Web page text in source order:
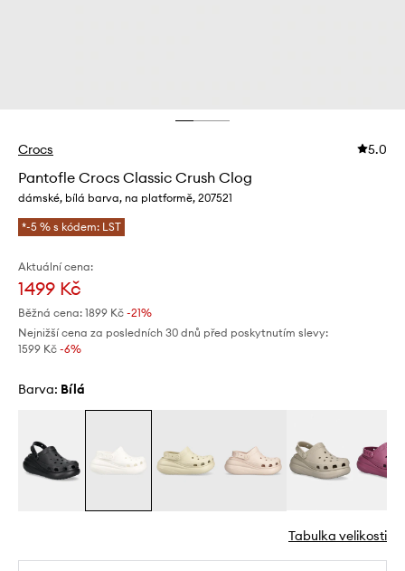
Crocs 5.0
Pantofle Crocs Classic Crush Clog
dámské, bílá barva, na platformě, 207521
*-5 % s kódem: LST
Aktuální cena:
1499 Kč
Běžná cena: 1899 Kč -21%
Nejnižší cena za posledních 30 dnů před poskytnutím slevy:
1599 Kč -6%
Barva: bílá
Tabulka velikosti